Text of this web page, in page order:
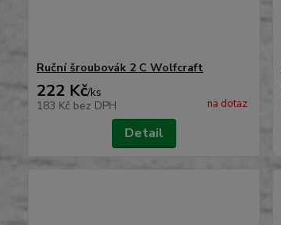
Ruční šroubovák 2 C Wolfcraft
222 Kč/ks
183 Kč bez DPH na dotaz
Detail